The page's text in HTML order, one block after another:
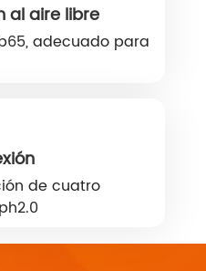
al aire libre
adecuado para
de cuatro